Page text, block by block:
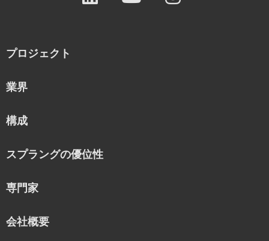
プロジェクト
業界
構成
スプラングの優位性
専門家
会社概要